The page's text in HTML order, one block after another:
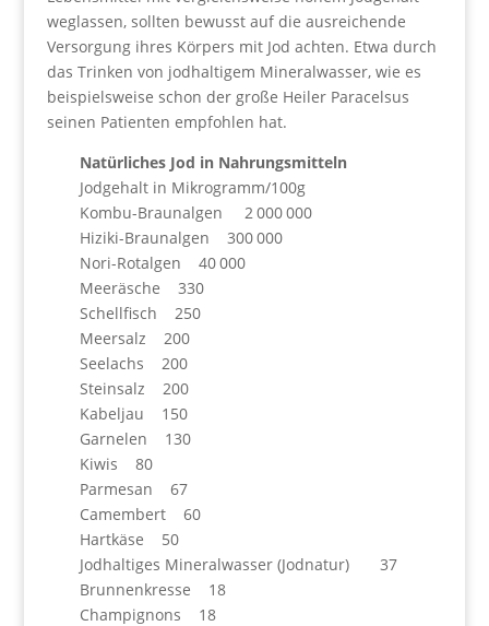
weglassen, sollten bewusst auf die ausreichende
Versorgung ihres Körpers mit Jod achten. Etwa durch
das Trinken von jodhaltigem Mineralwasser, wie es
beispielsweise schon der große Heiler Paracelsus
seinen Patienten empfohlen hat.
Natürliches Jod in Nahrungsmitteln
Jodgehalt in Mikrogramm/100g
Kombu-Braunalgen 2 000 000
Hiziki-Braunalgen 300 000
Nori-Rotalgen 40 000
Meeräsche 330
Schellfisch 250
Meersalz 200
Seelachs 200
Steinsalz 200
Kabeljau 150
Garnelen 130
Kiwis 80
Parmesan 67
Camembert 60
Hartkäse 50
Jodhaltiges Mineralwasser (Jodnatur) 37
Brunnenkresse 18
Champignons 18